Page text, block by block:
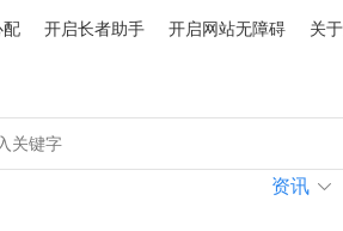
配 开启长者助手 开启网站无障碍 关
资讯